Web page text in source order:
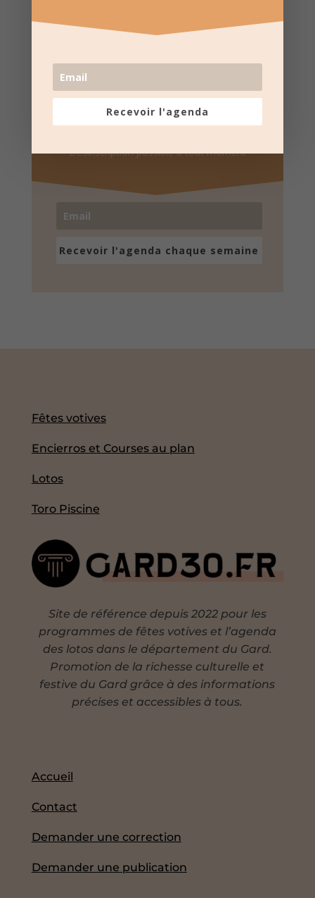
Recevez l'agenda par e-
mail
Une fois par semaine en un coup d'oeil
Désinscription possible à tout moment
Recevoir l'agenda chaque semaine
Fêtes votives
Encierros et Courses au plan
Lotos
Toro Piscine
Site de référence depuis 2022 pour les
programmes de fêtes votives et l’agenda
des lotos dans le département du Gard.
Promotion de la richesse culturelle et
festive du Gard grâce à des informations
précises et accessibles à tous.
Accueil
Contact
Demander une correction
Demander une publication
Recevoir l'agenda